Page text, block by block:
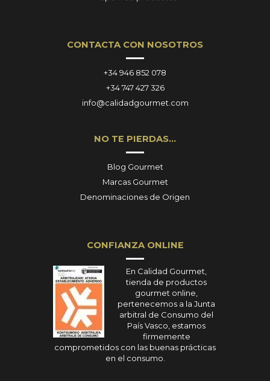
CONTACTA CON NOSOTROS
+34 946 852 078
+34 747 427 326
info@calidadgourmet.com
NO TE PIERDAS…
Blog Gourmet
Marcas Gourmet
Denominaciones de Origen
CONFIANZA ONLINE
En Calidad Gourmet,
tienda de productos
gourmet online,
pertenecemos a la Junta
arbitral de Consumo del
País Vasco, estamos
firmemente
comprometidos con las buenas prácticas
en el consumo.